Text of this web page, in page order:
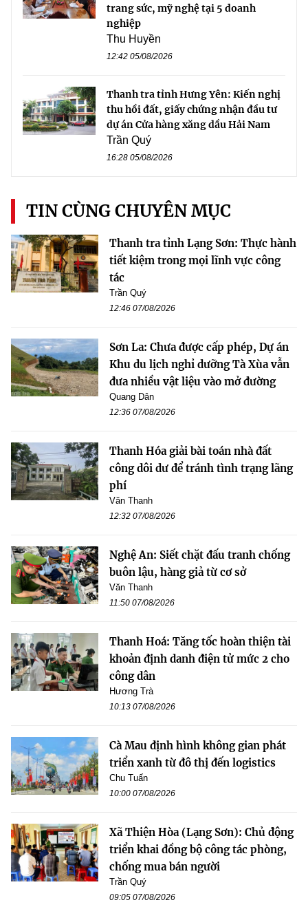
trang sức, mỹ nghệ tại 5 doanh
nghiệp
Thu Huyền
12:42 05/08/2026
Thanh tra tỉnh Hưng Yên: Kiến nghị
thu hồi đất, giấy chứng nhận đầu tư
dự án Cửa hàng xăng dầu Hải Nam
Trần Quý
16:28 05/08/2026
TIN CÙNG CHUYÊN MỤC
Thanh tra tỉnh Lạng Sơn: Thực hành
tiết kiệm trong mọi lĩnh vực công
tác
Trần Quý
12:46 07/08/2026
Sơn La: Chưa được cấp phép, Dự án
Khu du lịch nghỉ dưỡng Tà Xùa vẫn
đưa nhiều vật liệu vào mở đường
Quang Dân
12:36 07/08/2026
Thanh Hóa giải bài toán nhà đất
công dôi dư để tránh tình trạng lãng
phí
Văn Thanh
12:32 07/08/2026
Nghệ An: Siết chặt đấu tranh chống
buôn lậu, hàng giả từ cơ sở
Văn Thanh
11:50 07/08/2026
Thanh Hoá: Tăng tốc hoàn thiện tài
khoản định danh điện tử mức 2 cho
công dân
Hương Trà
10:13 07/08/2026
Cà Mau định hình không gian phát
triển xanh từ đô thị đến logistics
Chu Tuấn
10:00 07/08/2026
Xã Thiện Hòa (Lạng Sơn): Chủ động
triển khai đồng bộ công tác phòng,
chống mua bán người
Trần Quý
09:05 07/08/2026